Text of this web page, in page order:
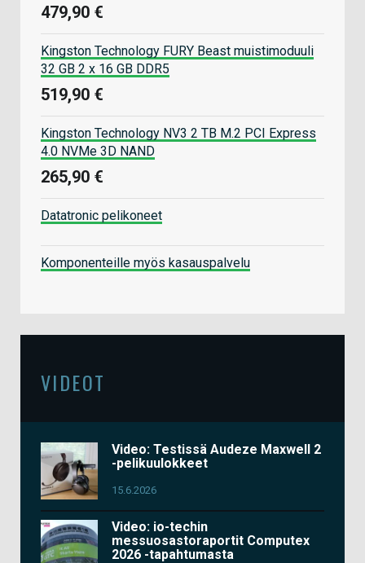
479,90 €
Kingston Technology FURY Beast muistimoduuli
32 GB 2 x 16 GB DDR5
519,90 €
Kingston Technology NV3 2 TB M.2 PCI Express
4.0 NVMe 3D NAND
265,90 €
Datatronic pelikoneet
Komponenteille myös kasauspalvelu
VIDEOT
Video: Testissä Audeze Maxwell 2
-pelikuulokkeet
15.6.2026
Video: io-techin
messuosastoraportit Computex
2026 -tapahtumasta